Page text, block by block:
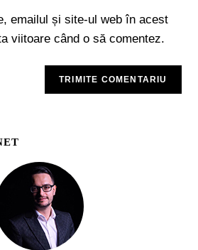
emailul și site-ul web în acest
viitoare când o să comentez.